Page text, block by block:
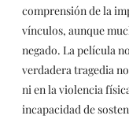
comprensión de la
vínculos, aunque
negado. La película
verdadera tragedia
ni en la violencia
incapacidad de